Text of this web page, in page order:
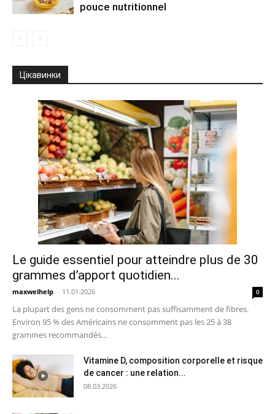
pouce nutritionnel
Цікавинки
Le guide essentiel pour atteindre plus de 30
grammes d’apport quotidien...
maxwelhelp - 11.01.2026 0
La plupart des gens ne consomment pas suffisamment de fibres.
Environ 95 % des Américains ne consomment pas les 25 à 38
grammes recommandés...
Vitamine D, composition corporelle et risque
de cancer : une relation...
08.03.2026